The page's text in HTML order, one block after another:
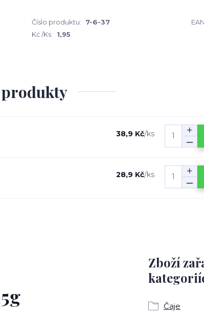
Číslo produktu: 7-6-37
Kć /Ks:
1,95
38,9 Kč/ks
28,9 Kč/ks
Zboží
Čaje